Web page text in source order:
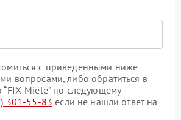
с приведенными ниже
вопросами, либо обратиться в
Miele” по следующему
301-55-83 если не нашли ответ на